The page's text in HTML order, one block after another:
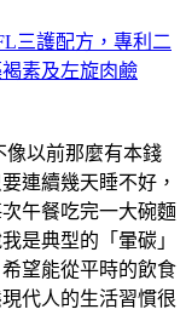
三護配方，專利二
素及左旋肉鹼
像以前那麼有本錢
連續幾天睡不好，
午餐吃完一大碗麵
是典型的「暈碳」
望能從平時的飲食
代人的生活習慣很